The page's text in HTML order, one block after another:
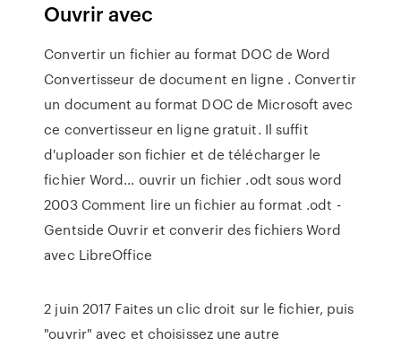
Ouvrir avec
Convertir un fichier au format DOC de Word
Convertisseur de document en ligne . Convertir
un document au format DOC de Microsoft avec
ce convertisseur en ligne gratuit. Il suffit
d'uploader son fichier et de télécharger le
fichier Word… ouvrir un fichier .odt sous word
2003 Comment lire un fichier au format .odt -
Gentside Ouvrir et converir des fichiers Word
avec LibreOffice
2 juin 2017 Faites un clic droit sur le fichier, puis
"ouvrir" avec et choisissez une autre